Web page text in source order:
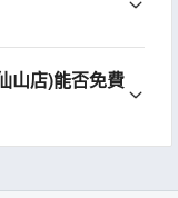
山店)能否免費